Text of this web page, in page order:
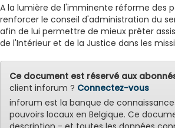
A la lumière de l'imminente réforme des
renforcer le conseil d'administration du
afin de lui permettre de mieux prêter
de l'Intérieur et de la Justice dans les
Ce document est réservé aux
client inforum ? Connectez-vous
inforum est la banque de
pouvoirs locaux en Belgique. Ce